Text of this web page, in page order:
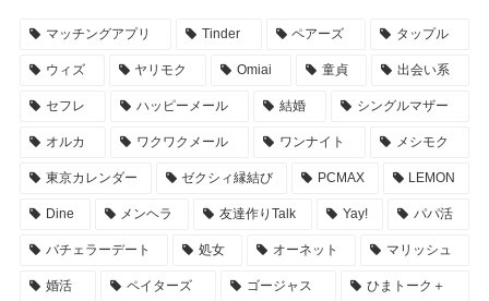
マッチングアプリ Tinder ペアーズ タップル
ウィズ ヤリモク Omiai 童貞 出会い系
セフレ ハッピーメール 結婚 シングルマザー
オルカ ワクワクメール ワンナイト メシモク
東京カレンダー ゼクシィ縁結び PCMAX LEMON
Dine メンヘラ 友達作りTalk Yay! パパ活
バチェラーデート 処女 オーネット マリッシュ
婚活 ペイターズ ゴージャス ひまトーク＋